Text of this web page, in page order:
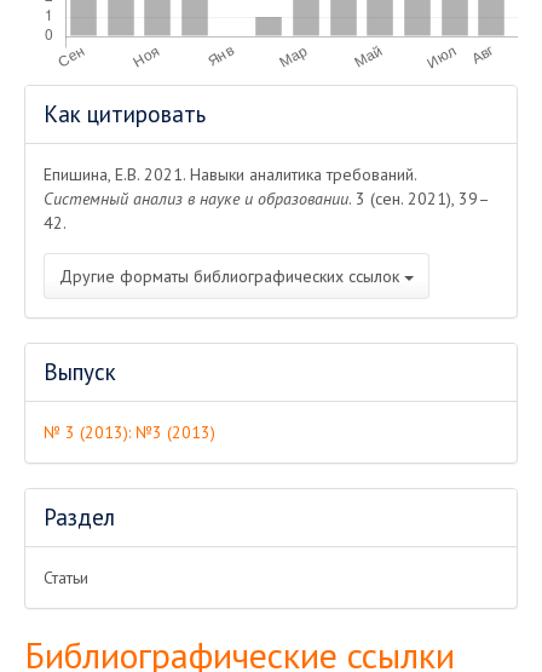
Информация
о статье
Как цитировать
Епишина, Е.В. 2021. Навыки аналитика требований.
Системный анализ в науке и образовании. 3 (сен. 2021), 39–
42.
Другие форматы библиографических ссылок
Выпуск
№ 3 (2013): №3 (2013)
Раздел
Статьи
Библиографические ссылки